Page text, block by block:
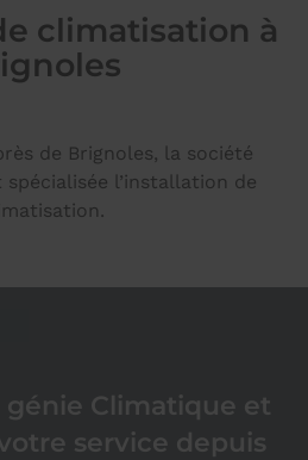
climatisation à
de Brignoles, la société
spécialisée l’installation de
génie Climatique et
service depuis